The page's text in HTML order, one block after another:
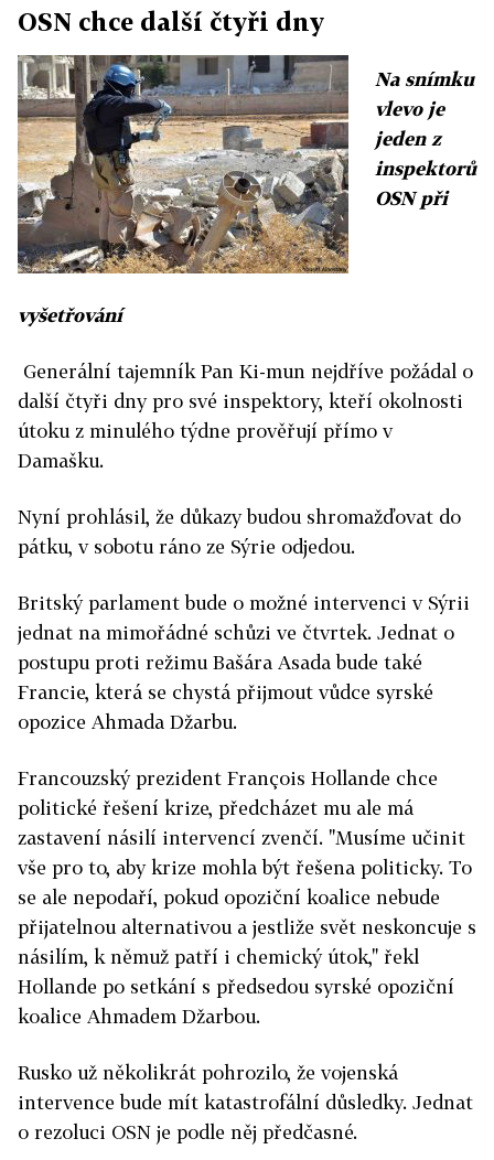
OSN chce další čtyři dny
Na snímku
vlevo je
jeden z
inspektorů
OSN při
vyšetřování
Generální tajemník Pan Ki-mun nejdříve požádal o
další čtyři dny pro své inspektory, kteří okolnosti
útoku z minulého týdne prověřují přímo v
Damašku.
Nyní prohlásil, že důkazy budou shromažďovat do
pátku, v sobotu ráno ze Sýrie odjedou.
Britský parlament bude o možné intervenci v Sýrii
jednat na mimořádné schůzi ve čtvrtek. Jednat o
postupu proti režimu Bašára Asada bude také
Francie, která se chystá přijmout vůdce syrské
opozice Ahmada Džarbu.
Francouzský prezident François Hollande chce
politické řešení krize, předcházet mu ale má
zastavení násilí intervencí zvenčí. "Musíme učinit
vše pro to, aby krize mohla být řešena politicky. To
se ale nepodaří, pokud opoziční koalice nebude
přijatelnou alternativou a jestliže svět neskoncuje s
násilím, k němuž patří i chemický útok," řekl
Hollande po setkání s předsedou syrské opoziční
koalice Ahmadem Džarbou.
Rusko už několikrát pohrozilo, že vojenská
intervence bude mít katastrofální důsledky. Jednat
o rezoluci OSN je podle něj předčasné.